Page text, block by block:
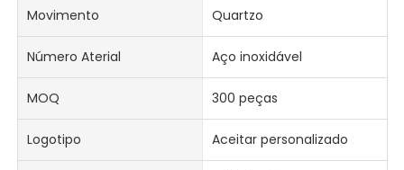
Movimento Quartzo
Número Aterial Aço inoxidável
MOQ 300 peças
Logotipo Aceitar personalizado